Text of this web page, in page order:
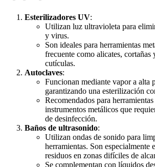
Esterilizadores UV:
Utilizan luz ultravioleta para
y virus.
Son ideales para herramientas
frecuente como alicates, cortañas
cutículas.
Autoclaves:
Funcionan mediante vapor a alta
garantizando una esterilización
Recomendados para
instrumentos metálicos que
de desinfección.
Baños de ultrasonido:
Utilizan ondas de sonido para
herramientas. Son especialmente
residuos en zonas difíciles de
Se complementan con líquidos